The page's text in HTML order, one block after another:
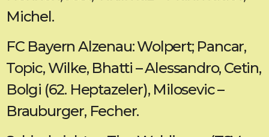
Michel.
FC Bayern Alzenau: Wolpert; Pancar,
Topic, Wilke, Bhatti – Alessandro, Cetin,
Bolgi (62. Heptazeler), Milosevic –
Brauburger, Fecher.